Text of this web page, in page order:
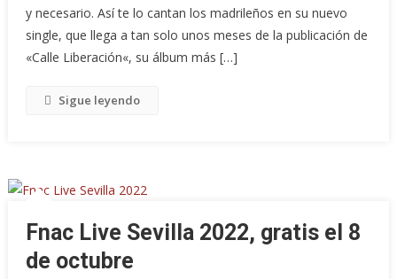
y necesario. Así te lo cantan los madrileños en su nuevo
single, que llega a tan solo unos meses de la publicación de
«Calle Liberación«, su álbum más […]
Sigue leyendo
Fnac Live Sevilla 2022, gratis el 8
de octubre